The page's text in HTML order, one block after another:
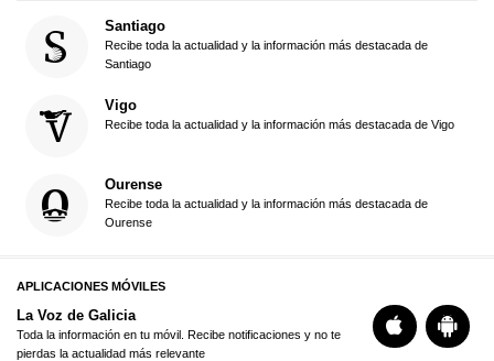
Santiago
Recibe toda la actualidad y la información más destacada de
Santiago
Vigo
Recibe toda la actualidad y la información más destacada de Vigo
Ourense
Recibe toda la actualidad y la información más destacada de
Ourense
APLICACIONES MÓVILES
La Voz de Galicia
Toda la información en tu móvil. Recibe notificaciones y no te
pierdas la actualidad más relevante